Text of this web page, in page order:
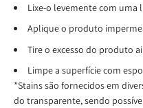
Lixe-o levemente com uma
Aplique o produto
Tire o excesso do produto
Limpe a superfície com
*Stains são fornecidos em
do transparente, sendo